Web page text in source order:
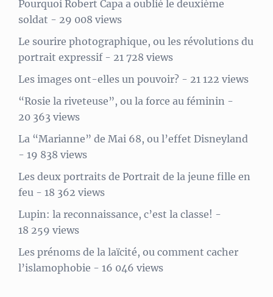
Pourquoi Robert Capa a oublié le deuxième
soldat - 29 008 views
Le sourire photographique, ou les révolutions du
portrait expressif- 21 728 views
Les images ont-elles un pouvoir? - 21 122 views
“Rosie la riveteuse”, ou la force au féminin -
20 363 views
La “Marianne” de Mai 68, ou l’effet Disneyland
- 19 838 views
Les deux portraits de Portrait de la jeune fille en
feu - 18 362 views
Lupin: la reconnaissance, c’est la classe! -
18 259 views
Les prénoms de la laïcité, ou comment cacher
l’islamophobie - 16 046 views